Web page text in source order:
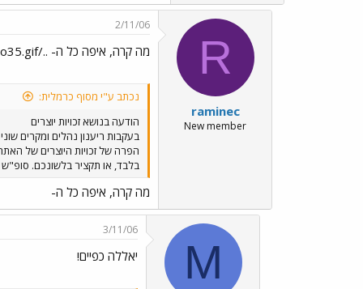
R
raminec
New member
2/11/06
מה קרה, איפה כל ה- ../images/Emo45.gif../images/Emo35.gif
נכתב ע"י מסוף כרמלית:
הודעה בנושא זכויות יוצרים
בעקבות ריענון נהלים ומקרים
הפרה של זכויות היוצרים של
בלבד, או תקציר בלשונכם. סופ"ש
מה קרה, איפה כל ה-
M
3/11/06
יאללה כפיים!